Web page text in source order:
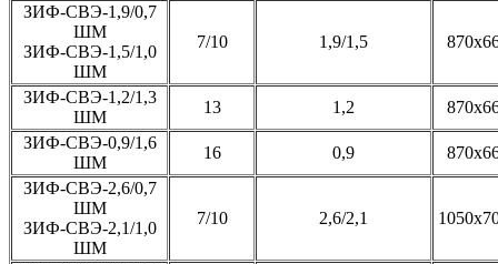
ЗИФ-СВЭ-1,9/0,7
ШМ
ЗИФ-СВЭ-1,5/1,0
ШМ
7/10 1,9/1,5
ЗИФ-СВЭ-1,2/1,3
ШМ
13 1,2
ЗИФ-СВЭ-0,9/1,6
ШМ
16 0,9
ЗИФ-СВЭ-2,6/0,7
ШМ
ЗИФ-СВЭ-2,1/1,0
ШМ
7/10 2,6/2,1